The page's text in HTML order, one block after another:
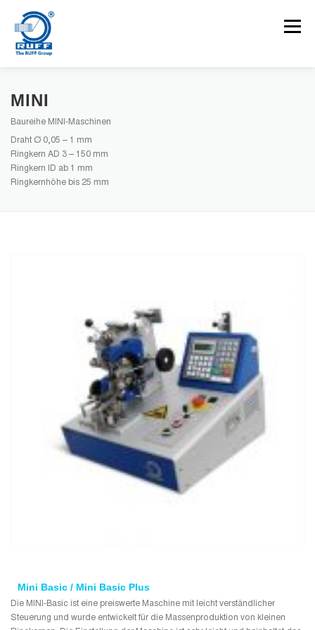
Menü
ANWENDUNGEN
NEUIGKEITEN
MINI
Baureihe MINI-Maschinen
Draht Ø 0,05 – 1 mm
Ringkern AD 3 – 150 mm
Ringkern ID ab 1 mm
Ringkernhöhe bis 25 mm
Mini Basic / Mini Basic Plus
Die MINI-Basic ist eine preiswerte Maschine mit leicht verständlicher
Steuerung und wurde entwickelt für die Massenproduktion von kleinen